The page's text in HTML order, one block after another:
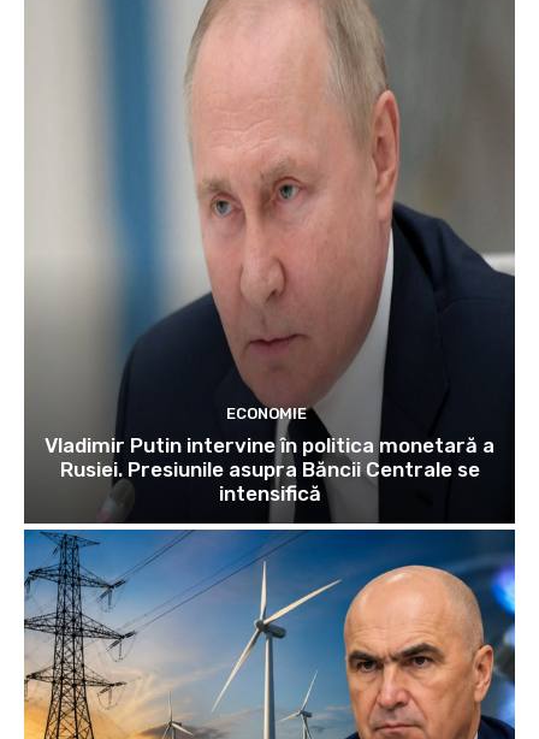
ECONOMIE
Vladimir Putin intervine în politica monetară a
Rusiei. Presiunile asupra Băncii Centrale se
intensifică